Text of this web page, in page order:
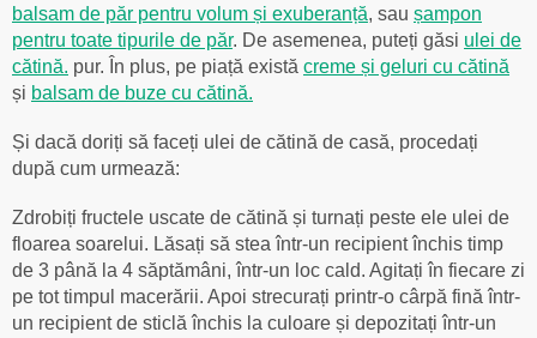
balsam de păr pentru volum și exuberanță, sau șampon
pentru toate tipurile de păr. De asemenea, puteți găsi ulei de
cătină. pur. În plus, pe piață există creme și geluri cu cătină
și balsam de buze cu cătină.
Și dacă doriți să faceți ulei de cătină de casă, procedați
după cum urmează:
Zdrobiți fructele uscate de cătină și turnați peste ele ulei de
floarea soarelui. Lăsați să stea într-un recipient închis timp
de 3 până la 4 săptămâni, într-un loc cald. Agitați în fiecare zi
pe tot timpul macerării. Apoi strecurați printr-o cârpă fină într-
un recipient de sticlă închis la culoare și depozitați într-un